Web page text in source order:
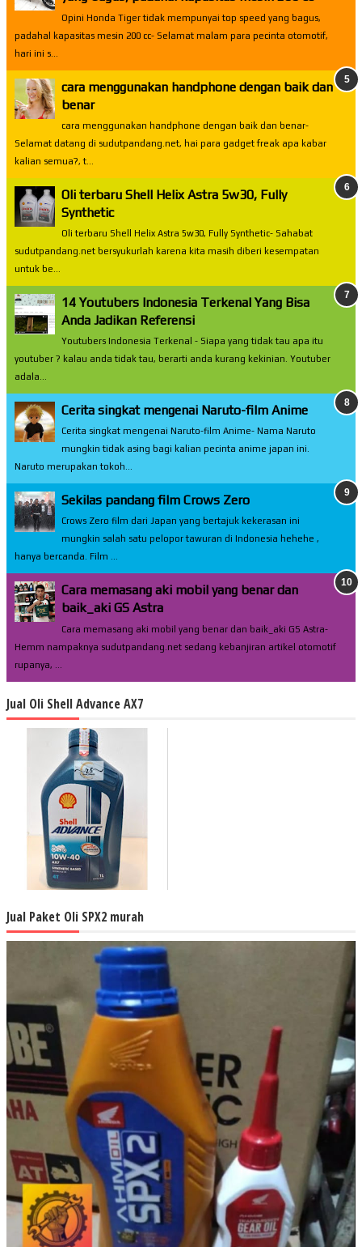
Opini Honda Tiger tidak mempunyai top speed yang bagus,
padahal kapasitas mesin 200 cc- Selamat malam para pecinta otomotif,
hari ini s...
cara menggunakan handphone dengan baik dan
benar
cara menggunakan handphone dengan baik dan benar-
Selamat datang di sudutpandang.net, hai para gadget freak apa kabar
kalian semua?, t...
Oli terbaru Shell Helix Astra 5w30, Fully
Synthetic
Oli terbaru Shell Helix Astra 5w30, Fully Synthetic- Sahabat
sudutpandang.net bersyukurlah karena kita masih diberi kesempatan
untuk be...
14 Youtubers Indonesia Terkenal Yang Bisa
Anda Jadikan Referensi
Youtubers Indonesia Terkenal - Siapa yang tidak tau apa itu
youtuber ? kalau anda tidak tau, berarti anda kurang kekinian. Youtuber
adala...
Cerita singkat mengenai Naruto-film Anime
Cerita singkat mengenai Naruto-film Anime- Nama Naruto
mungkin tidak asing bagi kalian pecinta anime japan ini.
Naruto merupakan tokoh...
Sekilas pandang film Crows Zero
Crows Zero film dari Japan yang bertajuk kekerasan ini
mungkin salah satu pelopor tawuran di Indonesia hehehe ,
hanya bercanda. Film ...
Cara memasang aki mobil yang benar dan
baik_aki GS Astra
Cara memasang aki mobil yang benar dan baik_aki GS Astra-
Hemm nampaknya sudutpandang.net sedang kebanjiran artikel otomotif
rupanya, ...
Jual Oli Shell Advance AX7
Jual Paket Oli SPX2 murah